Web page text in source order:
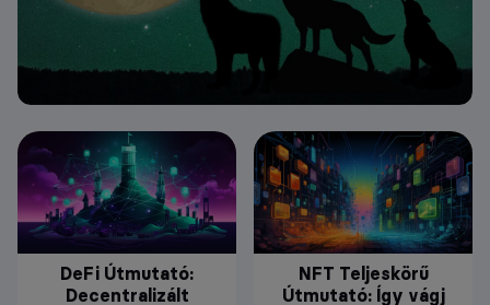
DeFi Útmutató:
Decentralizált
NFT Teljeskörű
Útmutató: Így vágj